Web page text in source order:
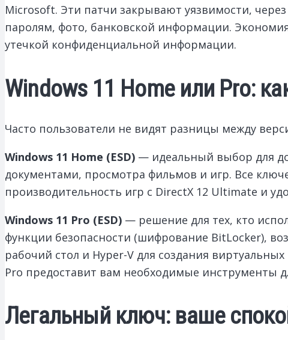
Microsoft. Эти патчи закрывают уязвимости,
паролям, фото, банковской информации.
утечкой конфиденциальной информации.
Windows 11 Home или Pro:
Часто пользователи не видят разницы между
Windows 11 Home (ESD) — идеальный выбор для
документами, просмотра фильмов и игр. Все
производительность игр с DirectX 12 Ultimate и
Windows 11 Pro (ESD) — решение для тех, кто
функции безопасности (шифрование BitLocker),
рабочий стол и Hyper-V для создания
Pro предоставит вам необходимые инструменты
Легальный ключ: ваше